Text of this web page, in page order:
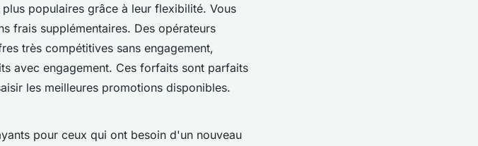
populaires grâce à leur flexibilité. Vous
frais supplémentaires. Des opérateurs
très compétitives sans engagement,
avec engagement. Ces forfaits sont parfaits
les meilleures promotions disponibles.
pour ceux qui ont besoin d'un nouveau